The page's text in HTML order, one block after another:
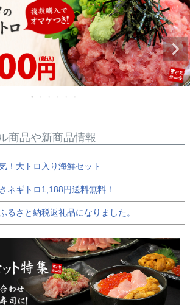
商品や新商品情報
！大トロ入り海鮮セット
ネギトロ1,188円送料無料！
さと納税返礼品になりました。